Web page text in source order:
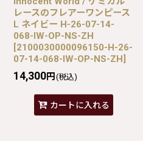
レースのフレアーワンピース
L ネイビー H-26-07-14-
068-IW-OP-NS-ZH
[2100030000096150-H-26-
07-14-068-IW-OP-NS-ZH]
14,300円 (税込)
カートに入れる